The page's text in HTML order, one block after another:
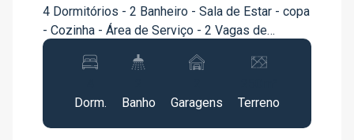
4 Dormitórios - 2 Banheiro - Sala de Estar - copa
- Cozinha - Área de Serviço - 2 Vagas de
Garagem - dispensa nos fundos Agende sua
visita !!
Dorm.
Banho
Garagens
Terreno